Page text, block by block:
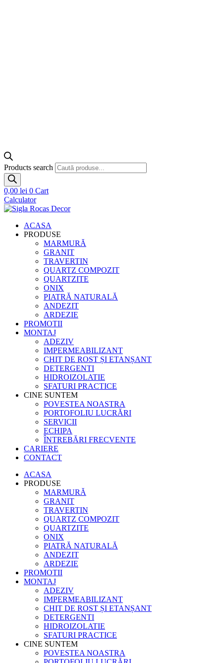
Products search
0,00 lei 0 Cart
Calculator
ACASA
PRODUSE
MARMURĂ
GRANIT
TRAVERTIN
QUARTZ COMPOZIT
QUARTZITE
ONIX
PIATRĂ NATURALĂ
ANDEZIT
ARDEZIE
PROMOTII
MONTAJ
ADEZIV
IMPERMEABILIZANT
CHIT DE ROST ȘI ETANȘANT
DETERGENTI
HIDROIZOLATIE
SFATURI PRACTICE
CINE SUNTEM
POVESTEA NOASTRA
PORTOFOLIU LUCRĂRI
SERVICII
ECHIPA
ÎNTREBĂRI FRECVENTE
CARIERE
CONTACT
ACASA
PRODUSE
MARMURĂ
GRANIT
TRAVERTIN
QUARTZ COMPOZIT
QUARTZITE
ONIX
PIATRĂ NATURALĂ
ANDEZIT
ARDEZIE
PROMOTII
MONTAJ
ADEZIV
IMPERMEABILIZANT
CHIT DE ROST ȘI ETANȘANT
DETERGENTI
HIDROIZOLATIE
SFATURI PRACTICE
CINE SUNTEM
POVESTEA NOASTRA